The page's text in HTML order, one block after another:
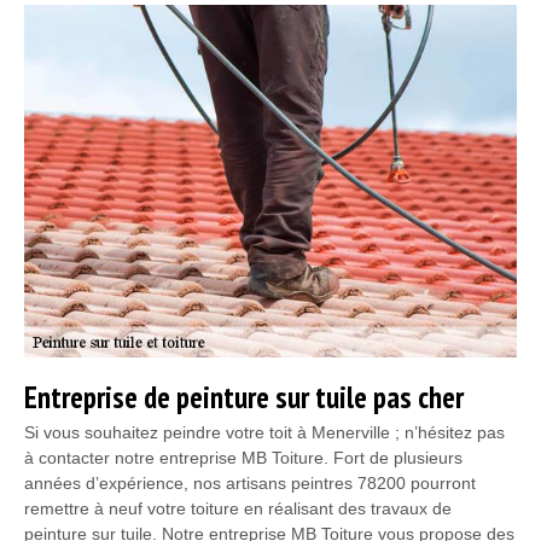
Entreprise de peinture sur tuile pas cher
Si vous souhaitez peindre votre toit à Menerville ; n’hésitez pas
à contacter notre entreprise MB Toiture. Fort de plusieurs
années d’expérience, nos artisans peintres 78200 pourront
remettre à neuf votre toiture en réalisant des travaux de
peinture sur tuile. Notre entreprise MB Toiture vous propose des